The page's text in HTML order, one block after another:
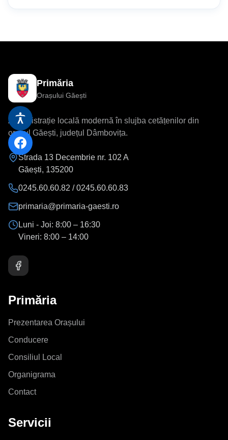
Stadionul Orășenesc
Primăria
Orașului Găești
Administrație locală modernă în slujba cetățenilor din
orașul Găești, județul Dâmbovița.
Strada 13 Decembrie nr. 102 A
Găești, 135200
0245.60.60.82 / 0245.60.60.83
primaria@primaria-gaesti.ro
Luni - Joi: 8:00 – 16:30
Vineri: 8:00 – 14:00
Primăria
Prezentarea Orașului
Conducere
Consiliul Local
Organigrama
Contact
Servicii